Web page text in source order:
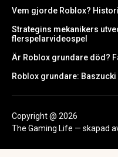
Vem gjorde Roblox?
Strategins mekanikers
flerspelarvideospel
Är Roblox grundare död?
Roblox grundare: Baszucki
Copyright @ 2026
The Gaming Life — skapad